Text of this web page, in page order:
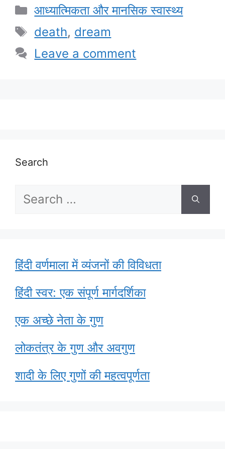
Categories
आध्यात्मिकता और मानसिक स्वास्थ्य
Tags
death, dream
Leave a comment
Search
Search
हिंदी वर्णमाला में व्यंजनों की विविधता
हिंदी स्वर: एक संपूर्ण मार्गदर्शिका
एक अच्छे नेता के गुण
लोकतंत्र के गुण और अवगुण
शादी के लिए गुणों की महत्वपूर्णता